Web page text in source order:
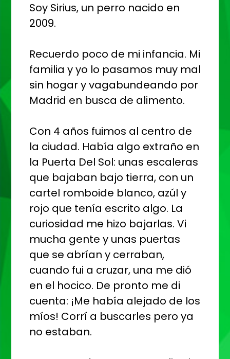
Soy Sirius, un perro nacido en
2009.
Recuerdo poco de mi infancia. Mi
familia y yo lo pasamos muy mal
sin hogar y vagabundeando por
Madrid en busca de alimento.
Con 4 años fuimos al centro de
la ciudad. Había algo extraño en
la Puerta Del Sol: unas escaleras
que bajaban bajo tierra, con un
cartel romboide blanco, azúl y
rojo que tenía escrito algo. La
curiosidad me hizo bajarlas. Vi
mucha gente y unas puertas
que se abrían y cerraban,
cuando fui a cruzar, una me dió
en el hocico. De pronto me di
cuenta: ¡Me había alejado de los
míos! Corrí a buscarles pero ya
no estaban.